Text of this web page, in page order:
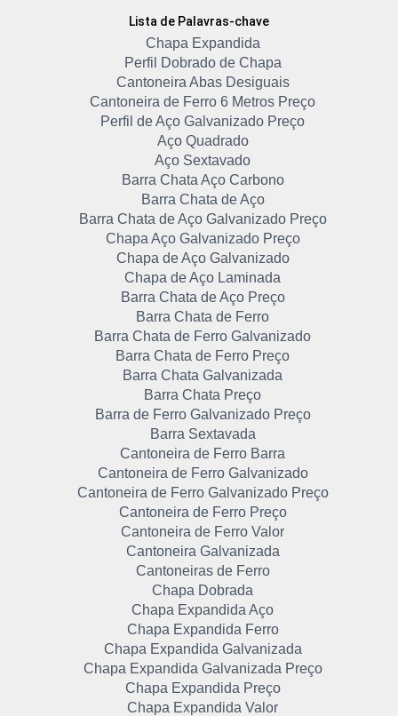
Lista de Palavras-chave
Chapa Expandida
Perfil Dobrado de Chapa
Cantoneira Abas Desiguais
Cantoneira de Ferro 6 Metros Preço
Perfil de Aço Galvanizado Preço
Aço Quadrado
Aço Sextavado
Barra Chata Aço Carbono
Barra Chata de Aço
Barra Chata de Aço Galvanizado Preço
Chapa Aço Galvanizado Preço
Chapa de Aço Galvanizado
Chapa de Aço Laminada
Barra Chata de Aço Preço
Barra Chata de Ferro
Barra Chata de Ferro Galvanizado
Barra Chata de Ferro Preço
Barra Chata Galvanizada
Barra Chata Preço
Barra de Ferro Galvanizado Preço
Barra Sextavada
Cantoneira de Ferro Barra
Cantoneira de Ferro Galvanizado
Cantoneira de Ferro Galvanizado Preço
Cantoneira de Ferro Preço
Cantoneira de Ferro Valor
Cantoneira Galvanizada
Cantoneiras de Ferro
Chapa Dobrada
Chapa Expandida Aço
Chapa Expandida Ferro
Chapa Expandida Galvanizada
Chapa Expandida Galvanizada Preço
Chapa Expandida Preço
Chapa Expandida Valor